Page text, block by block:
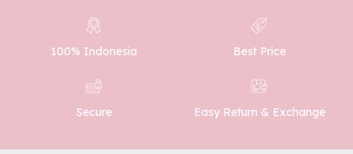
100% Indonesia Best Price
Secure Easy Return & Exchange